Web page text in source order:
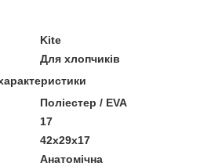
Kite
Для хлопчиків
Поліестер / EVA
17
42x29x17
Анатомічна